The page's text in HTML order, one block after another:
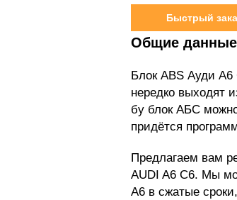
Быстрый
Общие данные
Блок ABS Ауди A6
нередко выходят
бу блок АБС
придётся
Предлагаем вам
AUDI A6 C6. Мы
А6 в сжатые